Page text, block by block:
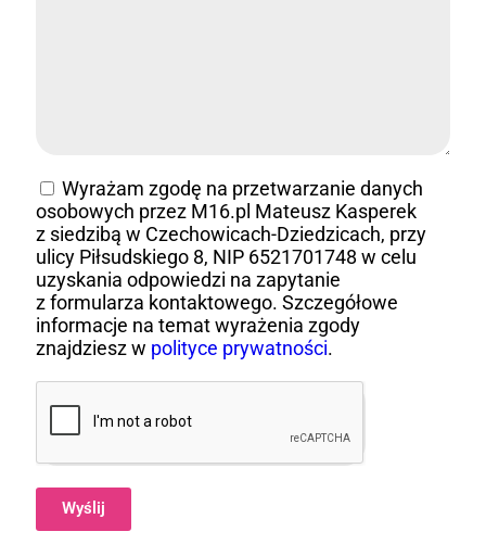
Wyrażam zgodę na przetwarzanie danych
osobowych przez M16.pl Mateusz Kasperek
z siedzibą w Czechowicach-Dziedzicach, przy
ulicy Piłsudskiego 8, NIP 6521701748 w celu
uzyskania odpowiedzi na zapytanie
z formularza kontaktowego. Szczegółowe
informacje na temat wyrażenia zgody
znajdziesz w polityce prywatności.
Wyślij